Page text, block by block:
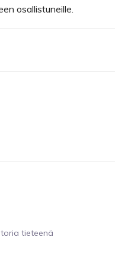
osallistuneille.
tieteenä